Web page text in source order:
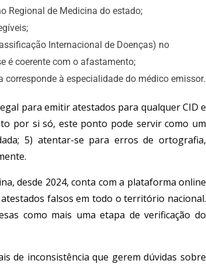
Regional de Medicina do estado;
Internacional de Doenças) no
é coerente com o afastamento;
à especialidade do médico emissor.
para emitir atestados para qualquer CID e
por si só, este ponto pode servir como um
5) atentar-se para erros de ortografia,
desde 2024, conta com a plataforma online
atestados falsos em todo o território nacional.
como mais uma etapa de verificação do
de inconsistência que gerem dúvidas sobre